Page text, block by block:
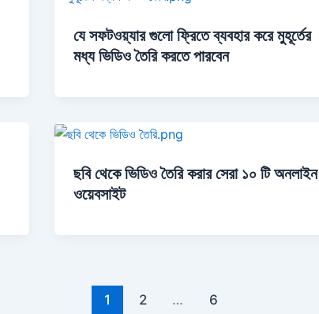
যে সফটওয়্যার গুলো ফ্রিতে ব্যবহার করে মুহূর্তের
মধ্য ভিডিও তৈরি করতে পারবেন
ছবি থেকে ভিডিও তৈরি করার সেরা ১০ টি অনলাইন
ওয়েবসাইট
1 2 … 6